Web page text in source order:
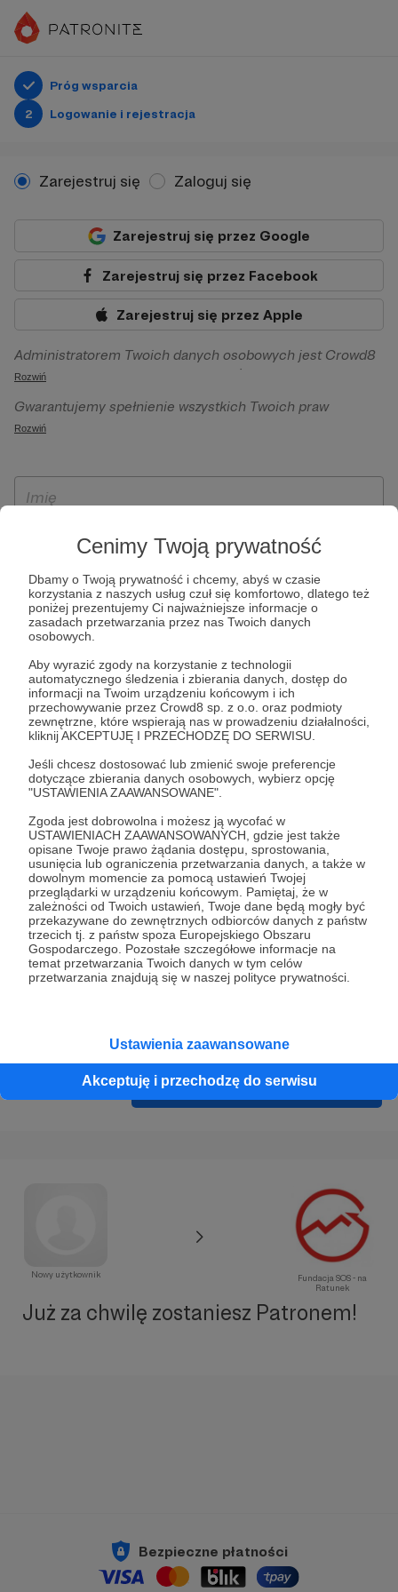
Cenimy Twoją prywatność
Dbamy o Twoją prywatność i chcemy, abyś w czasie
korzystania z naszych usług czuł się komfortowo, dlatego też
poniżej prezentujemy Ci najważniejsze informacje o
zasadach przetwarzania przez nas Twoich danych
osobowych.
Aby wyrazić zgody na korzystanie z technologii
automatycznego śledzenia i zbierania danych, dostęp do
informacji na Twoim urządzeniu końcowym i ich
przechowywanie przez Crowd8 sp. z o.o. oraz podmioty
zewnętrzne, które wspierają nas w prowadzeniu działalności,
kliknij AKCEPTUJĘ I PRZECHODZĘ DO SERWISU.
Jeśli chcesz dostosować lub zmienić swoje preferencje
dotyczące zbierania danych osobowych, wybierz opcję
"USTAWIENIA ZAAWANSOWANE".
Zgoda jest dobrowolna i możesz ją wycofać w
USTAWIENIACH ZAAWANSOWANYCH, gdzie jest także
opisane Twoje prawo żądania dostępu, sprostowania,
usunięcia lub ograniczenia przetwarzania danych, a także w
dowolnym momencie za pomocą ustawień Twojej
przeglądarki w urządzeniu końcowym. Pamiętaj, że w
zależności od Twoich ustawień, Twoje dane będą mogły być
przekazywane do zewnętrznych odbiorców danych z państw
trzecich tj. z państw spoza Europejskiego Obszaru
Gospodarczego. Pozostałe szczegółowe informacje na
temat przetwarzania Twoich danych w tym celów
przetwarzania znajdują się w naszej polityce prywatności.
Ustawienia zaawansowane
Akceptuję i przechodzę do serwisu
Próg wsparcia
2
Logowanie i rejestracja
Zarejestruj się Zaloguj się
Zarejestruj się przez Google
Zarejestruj się przez Facebook
Zarejestruj się przez Apple
Administratorem Twoich danych osobowych jest Crowd8
sp. z o.o. z siedziba w Warszawie, ul. Żwirki i Wigury 16, 02-
092 Warszawa. Twoje dane osobowe będą przetwarzane w
szczególności w celu wykonania umowy zawartej z Tobą, w
Patronite.pl, w tym możliwości dokonywania oraz
otrzymywania wsparcia na naszej platformie oraz
Rozwiń
Gwarantujemy spełnienie wszystkich Twoich praw
wynikających z ogólnego rozporządzenia o ochronie
ich przenoszenia, niepodlegania zautomatyzowanemu
wyrażenia sprzeciwu wobec przetwarzania Twoich danych
osobowych. Rejestracja dla osób niepełnoletnich możliwa
jest po przekazaniu podpisanego formularza "Zgodna na
założenie konta przez osobę niepełnoletnią", formularz
dostępny jest na stronie regulaminu Patronite.pl.
Rozwiń
* Zapoznałem się i akceptujęRegulaminserwisu oraz
Prywatności.
* Wyrażam zgodę na przetwarzanie moich danych
osobowych podanych w formularzu rejestracyjnym w celu
prawidłowego świadczenia usług serwisu Patronite.
Wyrażam zgodę na otrzymywanie drogą elektroniczną
informacji handlowych - newslettera. Opcja ta może zostać
zmieniona w ustawieniach konta.
Cofnij Zarejestruj się i przejdź dalej
Nowy użytkownik
Fundacja SOS - na
Ratunek
Już za chwilę zostaniesz Patronem!
Bezpieczne płatności